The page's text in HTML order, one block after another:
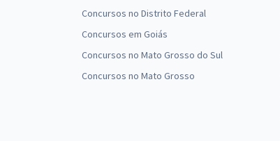
Concursos no Distrito Federal
Concursos em Goiás
Concursos no Mato Grosso do Sul
Concursos no Mato Grosso